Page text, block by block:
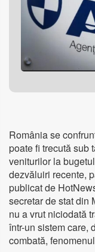
România se
poate fi trecută sub
veniturilor la
dezvăluiri recente,
publicat de
secretar de stat din
nu a vrut niciodată
într-un sistem care,
combată,